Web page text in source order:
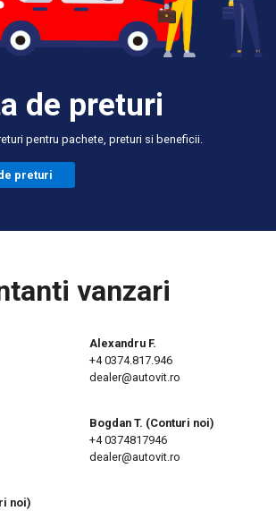
de preturi
pentru pachete, preturi si beneficii.
preturi
vanzari
Alexandru F.
+4 0374.817.946
dealer@autovit.ro
Bogdan T. (Conturi noi)
+4 0374817946
dealer@autovit.ro
noi)